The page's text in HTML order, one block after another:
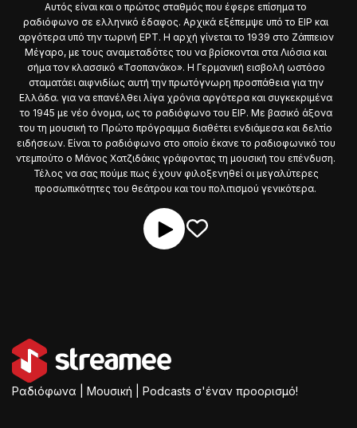
Αυτός είναι και ο πρώτος σταθμός που έφερε επίσημα το
ραδιόφωνο σε ελληνικό έδαφος. Αρχικά εξέπεμψε υπό το ΕΙΡ και
αργότερα υπό την τωρινή ΕΡΤ. Η αρχή γίνεται το 1939 στο Ζάππειον
Μέγαρο, με τους αναμεταδότες του να βρίσκονται στα Λιόσια και
σήμα τον κλασσικό «Τσοπανάκο». Η Γερμανική εισβολή ωστόσο
σταματάει αιφνιδίως αυτή την πρωτόγνωρη προσπάθεια για την
Ελλάδα. για να επανέλθει λίγα χρόνια αργότερα και συγκεκριμένα
το 1945 με νέο όνομα, ως το ραδιόφωνο του ΕΙΡ. Με βασικό άξονα
του τη μουσική το Πρώτο πρόγραμμα διαθέτει ενδιάμεσα και δελτίο
ειδήσεων. Είναι το ραδιόφωνο στο οποίο έκανε το ραδιοφωνικό του
ντεμπούτο ο Μάνος Χατζιδάκις γράφοντας τη μουσική του επένδυση.
Τέλος να σας πούμε πως έχουν φιλοξενηθεί οι μεγαλύτερες
προσωπικότητες του θεάτρου και του πολιτισμού γενικότερα.
Ραδιόφωνα | Μουσική | Podcasts σ'έναν προορισμό!